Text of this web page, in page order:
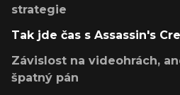
strategie
Tak jde čas s Assassin's
Závislost na videohrách,
špatný pán